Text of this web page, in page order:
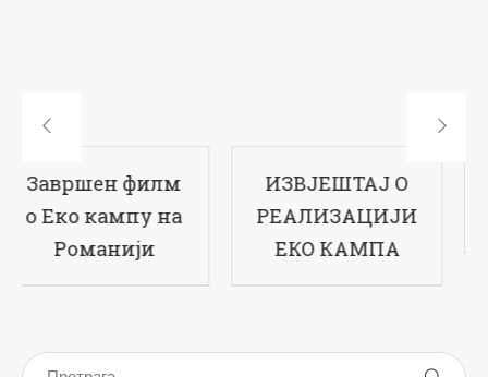
ИЗВЈЕШТАЈ О
РЕАЛИЗАЦИЈИ
ЕКО КАМПА
17-ти рођендан
наше школе